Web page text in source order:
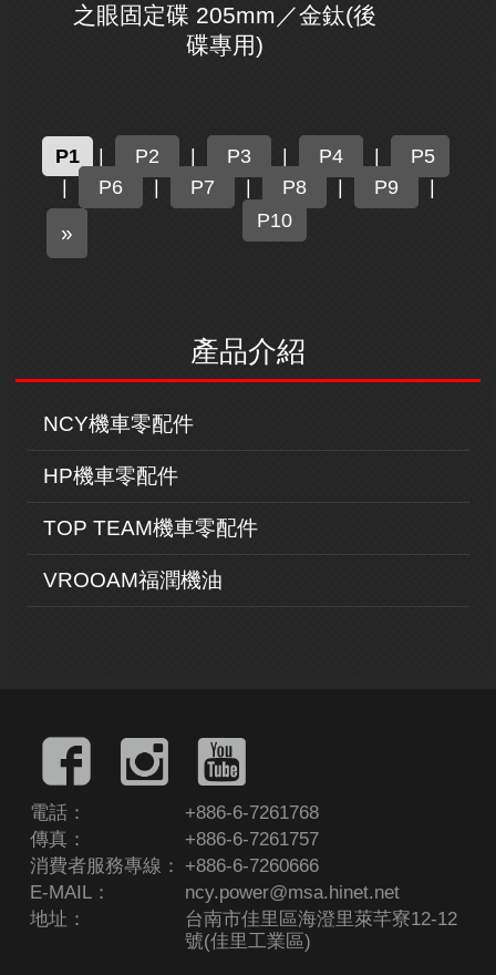
產品介紹
NCY機車零配件
HP機車零配件
TOP TEAM機車零配件
VROOAM福潤機油
之眼固定碟 205mm／金鈦(後
碟專用)
P1 | P2 | P3 | P4 |
P5
|
P6 | P7 | P8 | P9
|
P10
»N
e
電話：
+886-6-7261768
傳真：
+886-6-7261757
消費者服務專線：
+886-6-7260666
E-MAIL：
ncy.power@msa.hinet.net
地址：
台南市佳里區海澄里萊芊寮12-12
號(佳里工業區)